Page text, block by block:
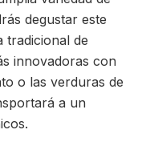
degustar este
tradicional de
innovadoras con
o las verduras de
a un